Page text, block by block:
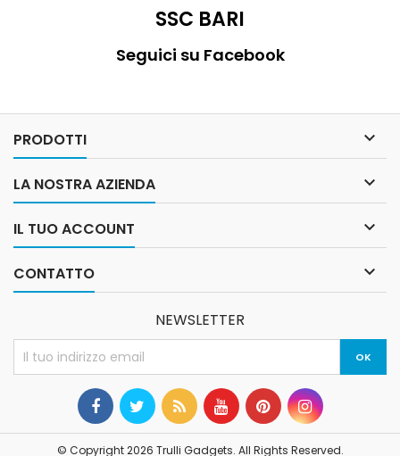
SSC BARI
Seguici su Facebook
PRODOTTI 
LA NOSTRA AZIENDA 
IL TUO ACCOUNT 
CONTATTO 
NEWSLETTER
© Copyright 2026 Trulli Gadgets. All Rights Reserved.